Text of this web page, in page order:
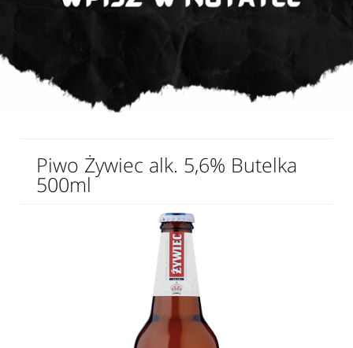
Piwo Żywiec alk. 5,6% Butelka
500ml